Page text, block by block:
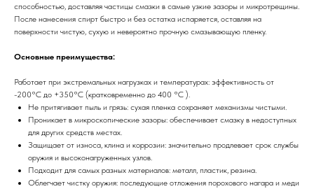
способностью, доставляя частицы смазки в самые узкие зазоры и микротрещины.
После нанесения спирт быстро и без остатка испаряется, оставляя на
поверхности чистую, сухую и невероятно прочную смазывающую пленку.
Основные преимущества:
Работает при экстремальных нагрузках и температурах: эффективность от
-200°C до +350°C (кратковременно до 400 °C ).
Не притягивает пыль и грязь: сухая пленка сохраняет механизмы чистыми.
Проникает в микроскопические зазоры: обеспечивает смазку в недоступных
для других средств местах.
Защищает от износа, клина и коррозии: значительно продлевает срок службы
оружия и высоконагруженных узлов.
Подходит для самых разных материалов: металл, пластик, резина.
Облегчает чистку оружия: последующие отложения порохового нагара и меди